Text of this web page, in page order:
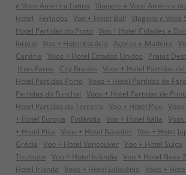
e Voos América Latina Viagens e Voos América
Hotel
Feriados Voo + Hotel Bali Viagens e Voos
Hotel Partidas do Porto Voo + Hotel Cidades a
Iorque Voo + Hotel Escócia Açores e Madeira
Canária Voos + Hotel Estados Unidos
Praias
Ilhas Faroe
City Breaks Voos + Hotel Partidas de
Hotel Partidas Porto Voos + Hotel Partidas de Faro
Partidas do Funchal Voos + Hotel Partidas de
Hotel Partidas da Terceira Voo + Hotel Pico
+ Hotel Europa
Finlândia Voo + Hotel Itália
+ Hotel Pisa Voos + Hotel Nápoles Voo + Hotel
Grécia Voo + Hotel Vancouver Voo + Hotel Suiça
Toulouse Voo + Hotel Islândia Voo + Hotel Nova
Hotel Irlanda Voos + Hotel Eslovénia Voos +